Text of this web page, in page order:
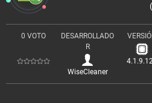
0 VOTO
DESARROLLADO
R
WiseCleaner